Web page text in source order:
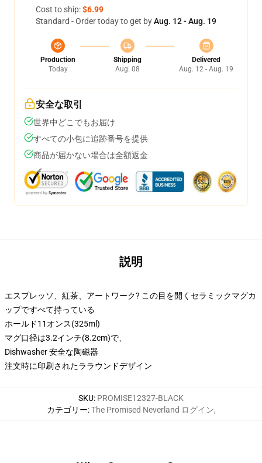
Cost to ship:$6.99
Standard - Order today to get byAug. 12 - Aug. 19
Production
Today
Shipping
Aug. 08
Delivered
Aug. 12 - Aug. 19
安全な取引
世界中どこでもお届け
すべての小包に追跡番号を提供
商品が届かない場合は全額返金
説明
エスプレッソ、紅茶、アートワーク? この目を開くセラミックマグカ
ップですべて持っている
ホールド11オンス(325ml)
マグ口径は3.2インチ(8.2cm)で、
Dishwasher 安全な陶磁器
注文時に印刷されたララウンドデザイン
SKU: PROMISE12327-BLACK
カテゴリー:The Promised Neverland ログイン,